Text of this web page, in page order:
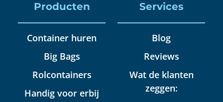
Producten
Container huren
Big Bags
Rolcontainers
Handig voor erbij
Services
Blog
Reviews
Wat de klanten
zeggen: